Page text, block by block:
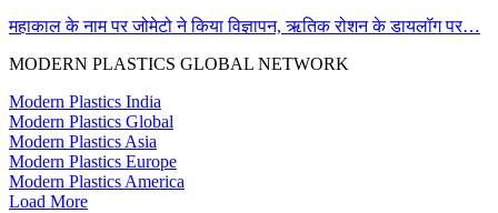
महाकाल के नाम पर जोमेटो ने किया विज्ञापन, ऋतिक रोशन के डायलॉग पर…
MODERN PLASTICS GLOBAL NETWORK
Modern Plastics India
Modern Plastics Global
Modern Plastics Asia
Modern Plastics Europe
Modern Plastics America
Load More